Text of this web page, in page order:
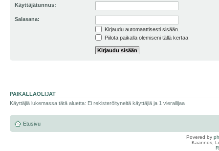
Käyttäjätunnus:
Salasana:
Kirjaudu automaattisesti sisään.
Piilota paikalla olemiseni tällä kertaa
PAIKALLAOLIJAT
Käyttäjiä lukemassa tätä aluetta: Ei rekisteröityneitä käyttäjiä ja 1 vierailijaa
Etusivu
Povered by
Käännös,